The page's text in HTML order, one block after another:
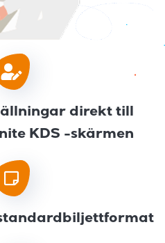
direkt till
KDS -skärmen